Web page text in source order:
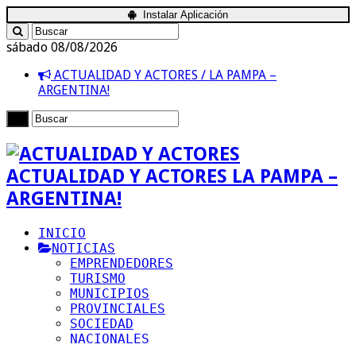
Instalar Aplicación
sábado 08/08/2026
ACTUALIDAD Y ACTORES / LA PAMPA –
ARGENTINA!
ACTUALIDAD Y ACTORES LA PAMPA –
ARGENTINA!
INICIO
NOTICIAS
EMPRENDEDORES
TURISMO
MUNICIPIOS
PROVINCIALES
SOCIEDAD
NACIONALES